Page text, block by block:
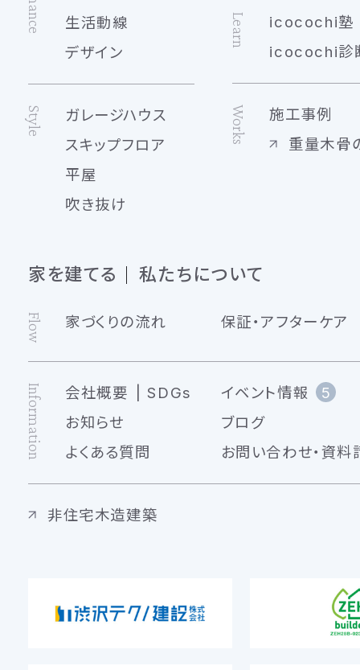
生活動線
デザイン
Style
ガレージハウス
スキップフロア
平屋
吹き抜け
Learn
icocochi塾
icocochi診
Works
施工事例
重量木骨
家を建てる 私たちについて
Flow 家づくりの流れ 保証・アフターケア
Information 会社概要 SDGs イベント情報
5
お知らせ
ブログ
よくある質問
お問い合わせ・資料
非住宅木造建築